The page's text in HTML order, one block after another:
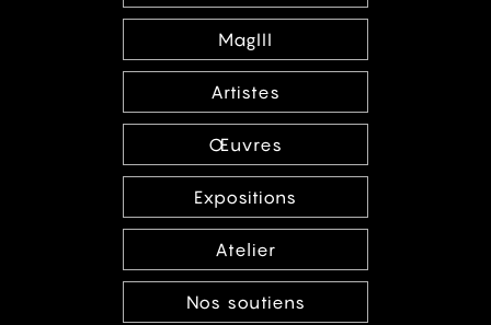
MagIII
Artistes
Œuvres
Expositions
Atelier
Nos soutiens